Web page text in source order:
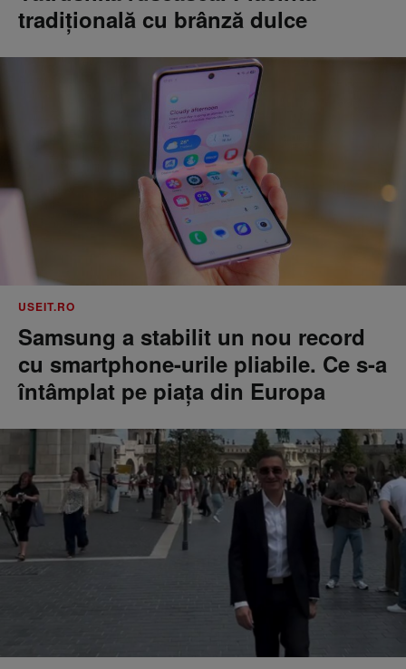
tradițională cu brânză dulce
USEIT.RO
Samsung a stabilit un nou record
cu smartphone-urile pliabile. Ce s-a
întâmplat pe piața din Europa